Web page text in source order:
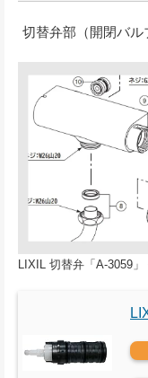
切替弁部（開閉バル
LIXIL 切替弁「A-3059